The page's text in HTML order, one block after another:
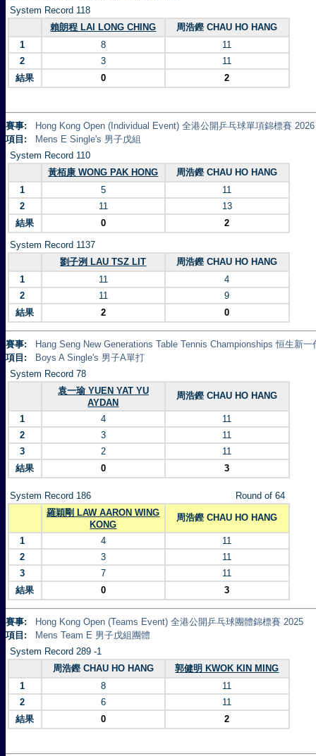
System Record 118
賴朗程 LAI LONG CHING
周浩鏗 CHAU HO HANG
1
8
11
2
3
11
結果
0 2
賽事:
Hong Kong Open (Individual Event) 全港公開乒乓球單項錦標賽 2026
項目:
Mens E Single's 男子戊組
System Record 110
黃栢康 WONG PAK HONG
周浩鏗 CHAU HO HANG
1
5
11
2
11
13
結果
0 2
System Record 1137
劉子洌 LAU TSZ LIT
周浩鏗 CHAU HO HANG
1
11
4
2
11
9
結果
2 0
賽事:
Hang Seng New Generations Table Tennis Championships 恒生新
項目:
Boys A Single's 男子A單打
System Record 78
袁一瑜 YUEN YAT YU
AYDAN
周浩鏗 CHAU HO HANG
1 4
11
2
3
11
3
2
11
結果
0 3
System Record 186
Round of 64
羅穎剛 LAW AARON WING
KONG
周浩鏗 CHAU HO HANG
1 4
11
2
3
11
3
7
11
結果
0 3
賽事:
Hong Kong Open (Teams Event) 全港公開乒乓球團體錦標賽 2025
項目:
Mens Team E 男子戊組團體
System Record 289 -1
周浩鏗 CHAU HO HANG
郭健明 KWOK KIN MING
1
8
11
2
6
11
結果
0 2